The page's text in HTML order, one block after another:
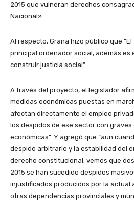
2015 que vulneran derechos
Nacional».
Al respecto, Grana hizo público que
principal ordenador social, además es
construir justicia social”.
A través del proyecto, el legislador
medidas económicas puestas en
afectan directamente el empleo
los despidos de ese sector con
económicas”. Y agregó que “aun
despido arbitrario y la estabilidad del
derecho constitucional, vemos que
2015 se han sucedido despidos
injustificados producidos por la actual
otras dependencias provinciales y